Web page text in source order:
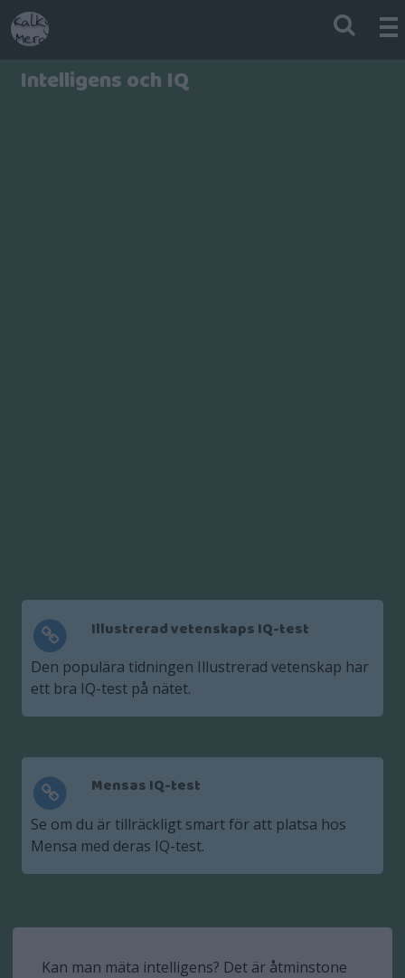
Intelligens och IQ
Illustrerad vetenskaps IQ-test
Den populära tidningen Illustrerad vetenskap har
ett bra IQ-test på nätet.
Mensas IQ-test
Se om du är tillräckligt smart för att platsa hos
Mensa med deras IQ-test.
Kan man mäta intelligens? Det är åtminstone